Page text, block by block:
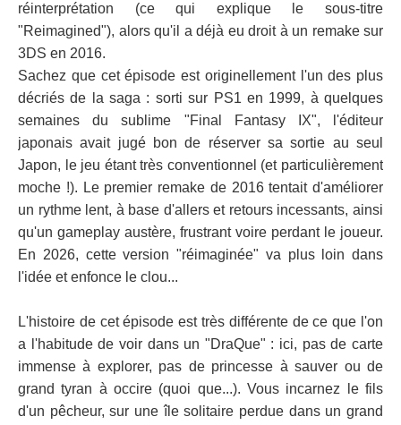
réinterprétation (ce qui explique le sous-titre
"Reimagined"), alors qu'il a déjà eu droit à un remake sur
3DS en 2016.
Sachez que cet épisode est originellement l'un des plus
décriés de la saga : sorti sur PS1 en 1999, à quelques
semaines du sublime "Final Fantasy IX", l'éditeur
japonais avait jugé bon de réserver sa sortie au seul
Japon, le jeu étant très conventionnel (et particulièrement
moche !). Le premier remake de 2016 tentait d'améliorer
un rythme lent, à base d'allers et retours incessants, ainsi
qu'un gameplay austère, frustrant voire perdant le joueur.
En 2026, cette version "réimaginée" va plus loin dans
l'idée et enfonce le clou...
L'histoire de cet épisode est très différente de ce que l'on
a l'habitude de voir dans un "DraQue" : ici, pas de carte
immense à explorer, pas de princesse à sauver ou de
grand tyran à occire (quoi que...). Vous incarnez le fils
d'un pêcheur, sur une île solitaire perdue dans un grand